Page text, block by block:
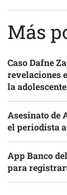
Más
Caso Dafne
revelaciones
la adolescente
Asesinato de
el periodista
App Banco
para